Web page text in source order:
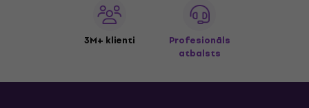
3M+ klienti
Profesionāls
atbalsts